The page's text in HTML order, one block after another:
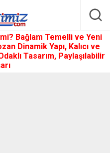
Bağlam Temelli ve Yeni
Dinamik Yapı, Kalıcı ve
Tasarım, Paylaşılabilir